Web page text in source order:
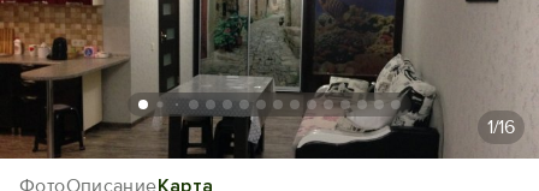
История просмотра
Добавить свой объект
ФотоОписаниеКарта
1/16